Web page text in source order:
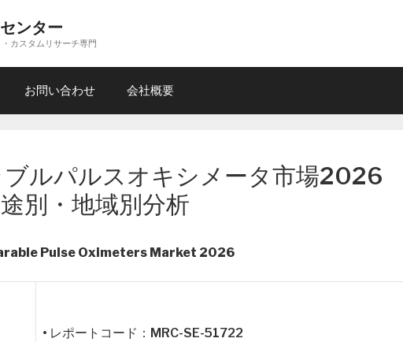
ンター
カスタムリサーチ専門
お問い合わせ 会社概要
ルパルスオキシメータ市場2026
別・地域別分析
Pulse Oximeters Market 2026
• レポートコード：MRC-SE-51722